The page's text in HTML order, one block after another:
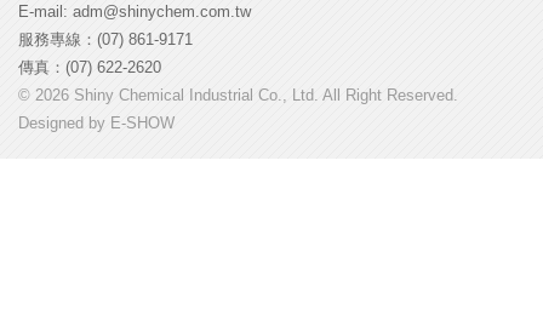
E-mail: adm@shinychem.com.tw
服務專線：(07) 861-9171
傳真：(07) 622-2620
© 2026 Shiny Chemical Industrial Co., Ltd. All Right Reserved.
Designed by E-SHOW